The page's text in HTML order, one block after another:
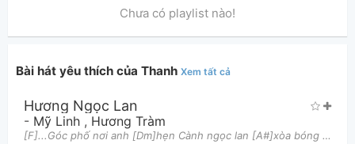
Bài hát đã đăng
Chưa có playlist nào!
Bài hát yêu thích của Thanh Xem tất cả
Hương Ngọc Lan
- Mỹ Linh , Hương Tràm
[F]...Góc phố nơi anh [Dm]hẹn Cành ngọc lan [A#]xòa bóng mát tỏa [Gm7]hương bát [C]ngát [F]....Bá